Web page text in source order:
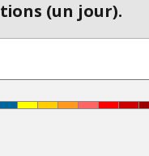
(un jour).